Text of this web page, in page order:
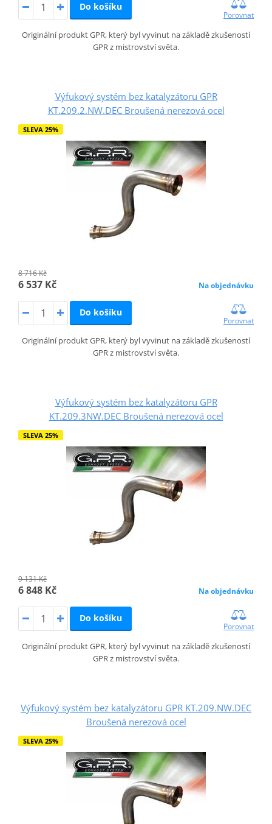
Do košíku
Porovnat
Originální produkt GPR, který byl vyvinut na základě zkušeností
GPR z mistrovství světa.
Výfukový systém bez katalyzátoru GPR
KT.209.2.NW.DEC Broušená nerezová ocel
SLEVA 25%
8 716 Kč
6 537 Kč Na objednávku
Do košíku
Porovnat
Originální produkt GPR, který byl vyvinut na základě zkušeností
GPR z mistrovství světa.
Výfukový systém bez katalyzátoru GPR
KT.209.3NW.DEC Broušená nerezová ocel
SLEVA 25%
9 131 Kč
6 848 Kč Na objednávku
Do košíku
Porovnat
Originální produkt GPR, který byl vyvinut na základě zkušeností
GPR z mistrovství světa.
Výfukový systém bez katalyzátoru GPR KT.209.NW.DEC
Broušená nerezová ocel
SLEVA 25%